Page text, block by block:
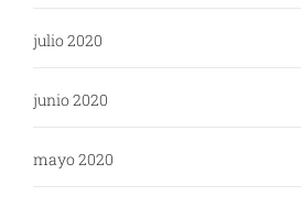
julio 2020
junio 2020
mayo 2020